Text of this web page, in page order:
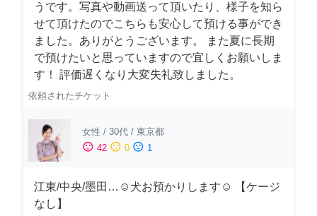
うです。写真や動画送って頂いたり、様子を知ら
せて頂けたのでこちらも安心して預ける事ができ
ました。ありがとうございます。 また夏に長期
で預けたいと思っていますので宜しくお願いしま
す！ 評価遅くなり大変失礼致しました。
依頼されたチケット
女性 / 30代 / 東京都
sentiment_satisfied 42 sentiment_neutral 0 sentiment_dissatisfied 1
江東/中央/墨田…☺︎犬お預かりします☺︎ 【ケージ
なし】